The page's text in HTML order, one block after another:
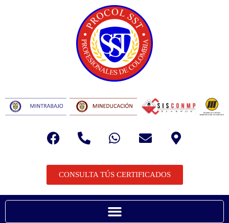
CONSULTA TÚS CERTIFICADOS